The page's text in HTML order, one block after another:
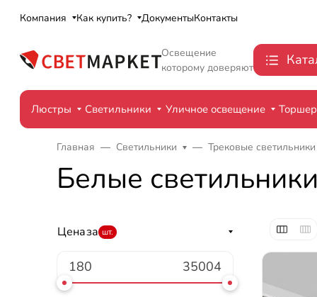
Компания Как купить? ДокументыКонтакты
Освещение
которому доверяют
Люстры Светильники Уличное освещение
Главная Светильники Трековые светильники
Белые светильники
Ценаза шт.